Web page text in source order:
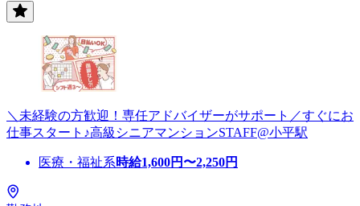
＼未経験の方歓迎！専任アドバイザーがサポート／すぐにお
仕事スタート♪高級シニアマンションSTAFF@小平駅
医療・福祉系時給1,600円〜2,250円